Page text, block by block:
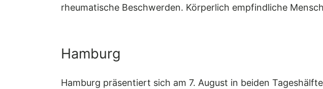
rheumatische Beschwerden. Körperlich empfindliche
Hamburg
Hamburg präsentiert sich am 7. August in beiden